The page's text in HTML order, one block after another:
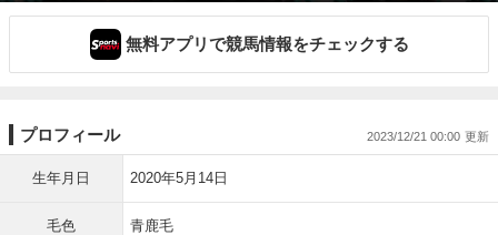
無料アプリで競馬情報をチェックする
プロフィール 2023/12/21 00:00
生年月日 2020年5月14日
毛色 青鹿毛